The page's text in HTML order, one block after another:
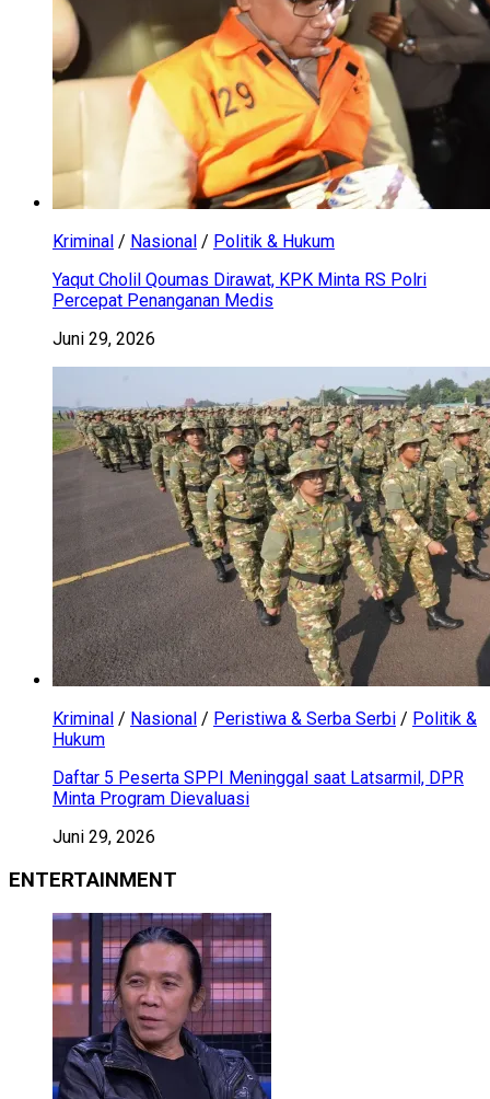
Kriminal / Nasional / Politik & Hukum
Yaqut Cholil Qoumas Dirawat, KPK Minta RS Polri
Percepat Penanganan Medis
Juni 29, 2026
Kriminal / Nasional / Peristiwa & Serba Serbi / Politik &
Hukum
Daftar 5 Peserta SPPI Meninggal saat Latsarmil, DPR
Minta Program Dievaluasi
Juni 29, 2026
ENTERTAINMENT